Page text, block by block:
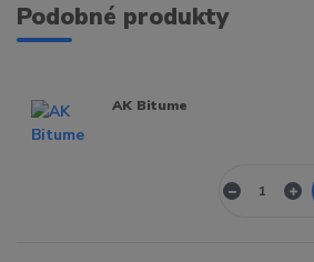
Podobné produkty
AK Bitume